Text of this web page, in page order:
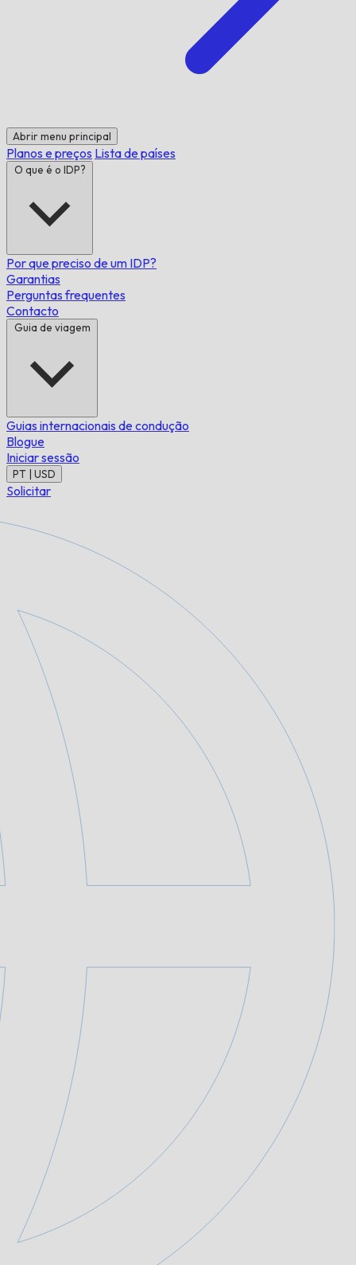
Abrir menu principal
Planos e preços Lista de países
O que é o IDP?
Por que preciso de um IDP?
Garantias
Perguntas frequentes
Contacto
Guia de viagem
Guias internacionais de condução
Blogue
Iniciar sessão
PT | USD
Solicitar